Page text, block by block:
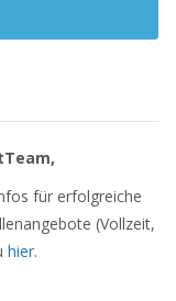
für erfolgreiche
(Vollzeit,
hier.